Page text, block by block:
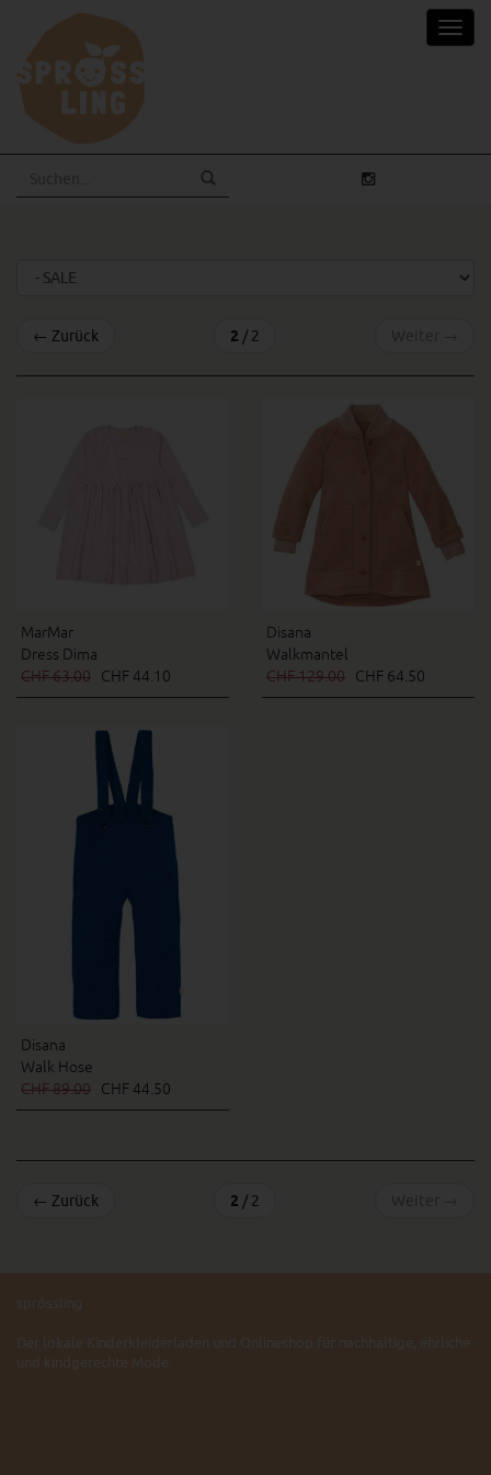
main
content
← Zurück 2 / 2
MarMar
Dress Dima
CHF 63.00 CHF 44.10
Disana
Walkmantel
CHF 129.00 CHF 64.50
Disana
Walk Hose
CHF 89.00 CHF 44.50
← Zurück 2 / 2